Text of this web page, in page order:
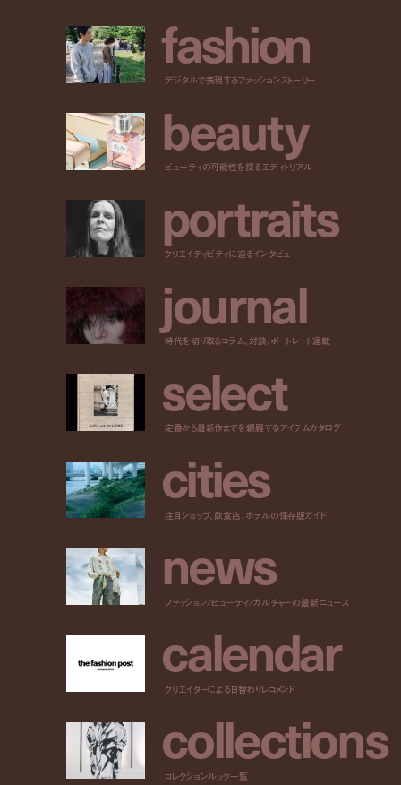
fashion
デジタルで表現するファッションストーリー
beauty
ビューティの可能性を探るエディトリアル
portraits
クリエイティビティに迫るインタビュー
journal
時代を切り取るコラム、対談、ポートレート連載
select
定番から最新作までを網羅するアイテムカタログ
cities
注目ショップ、飲食店、ホテルの保存版ガイド
news
ファッション/ビューティ/カルチャーの最新ニュース
calendar
クリエイターによる日替わりレコメンド
collections
コレクションルック一覧